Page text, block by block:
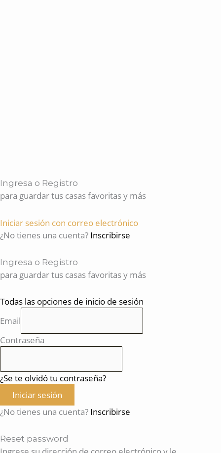
Ingresa o Registro
para guardar tus casas favoritas y más
Iniciar sesión con correo electrónico
¿No tienes una cuenta? Inscribirse
Ingresa o Registro
para guardar tus casas favoritas y más
Todas las opciones de inicio de sesión
Email
Contraseña
¿Se te olvidó tu contraseña?
Iniciar sesión
¿No tienes una cuenta? Inscribirse
Reset password